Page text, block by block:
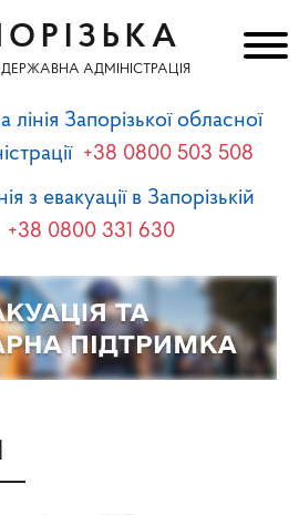
АДМІНІСТРАЦІЯ
Запорізької обласної
+38 0800 503 508
з евакуації в Запорізькій
+38 0800 331 630